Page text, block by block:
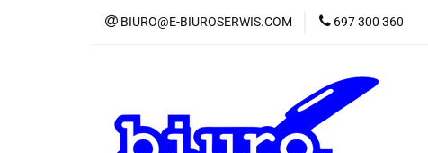
BIURO@E-BIUROSERWIS.COM 697 300 360